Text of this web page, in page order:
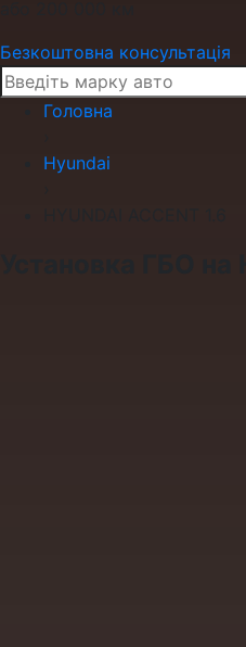
Безкоштовна консультація
Головна
Hyundai